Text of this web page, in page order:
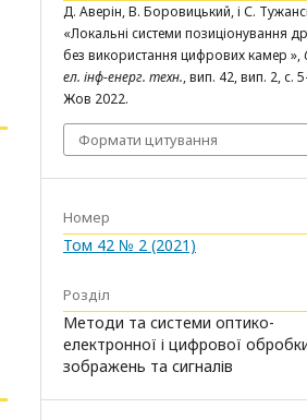
Д. Аверін, В. Боровицький, і С.
«Локальні системи позиціонування
без використання цифрових камер »,
ел. інф-енерг. техн., вип. 42, вип. 2, с.
Жов 2022.
Формати цитування
Номер
Том 42 № 2 (2021)
Розділ
Методи та системи оптико-
електронної і цифрової
зображень та сигналів